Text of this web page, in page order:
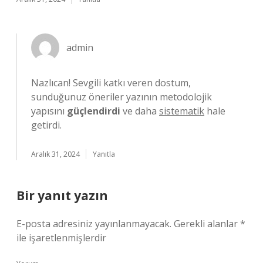
admin
Nazlıcan! Sevgili katkı veren dostum,
sunduğunuz öneriler yazının metodolojik
yapısını güçlendirdi ve daha sistematik hale
getirdi.
Aralık 31, 2024 Yanıtla
Bir yanıt yazın
E-posta adresiniz yayınlanmayacak. Gerekli alanlar*
ile işaretlenmişlerdir